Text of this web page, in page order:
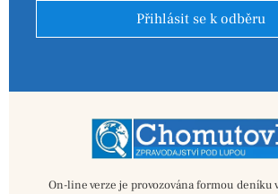
Přihlásit se k odběru
On-line verze je provozována formou deníku